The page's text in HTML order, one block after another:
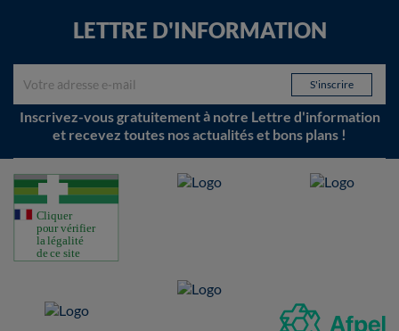
LETTRE D'INFORMATION
Inscrivez-vous gratuitement à notre Lettre d'information
et recevez toutes nos actualités et bons plans !